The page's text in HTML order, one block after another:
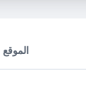
الموقع